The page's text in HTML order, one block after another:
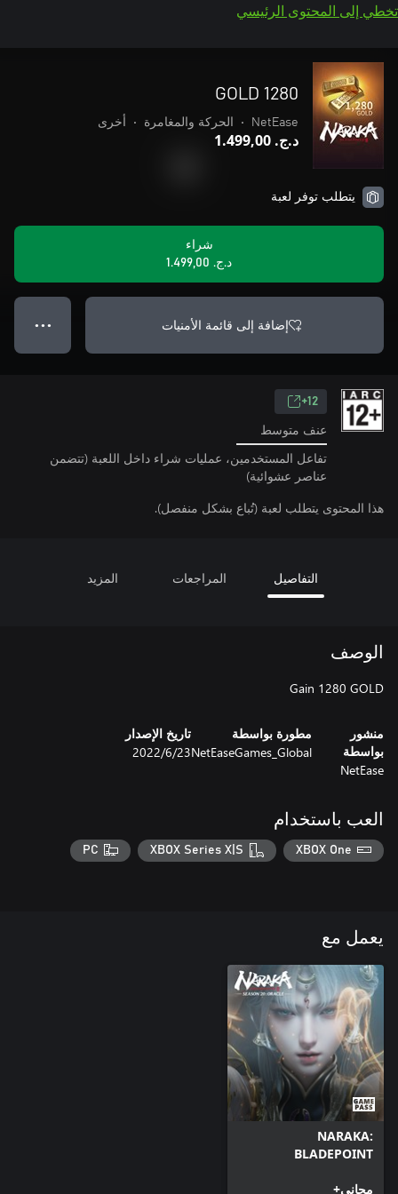
تخطي إلى المحتوى الرئيسي
1280 GOLD
NetEase
• الحركة والمغامرة • أخرى
د.ج.‏ 1.499,00
يتطلب توفر لعبة
شراء
د.ج.‏ 1.499,00
إضافة إلى قائمة الأمنيات ● ● ●
12+
عنف متوسط
تفاعل المستخدمين، عمليات شراء داخل اللعبة (تتضمن
عناصر عشوائية)
هذا المحتوى يتطلب لعبة (تُباع بشكل منفصل).
التفاصيل المراجعات المزيد
الوصف
Gain 1280 GOLD
منشور
بواسطة
NetEase
مطورة بواسطة
NetEaseGames_Global
تاريخ الإصدار
23‏/6‏/2022
العب باستخدام
XBOX One
XBOX Series X|S
PC
يعمل مع
NARAKA:
BLADEPOINT
مجاني+